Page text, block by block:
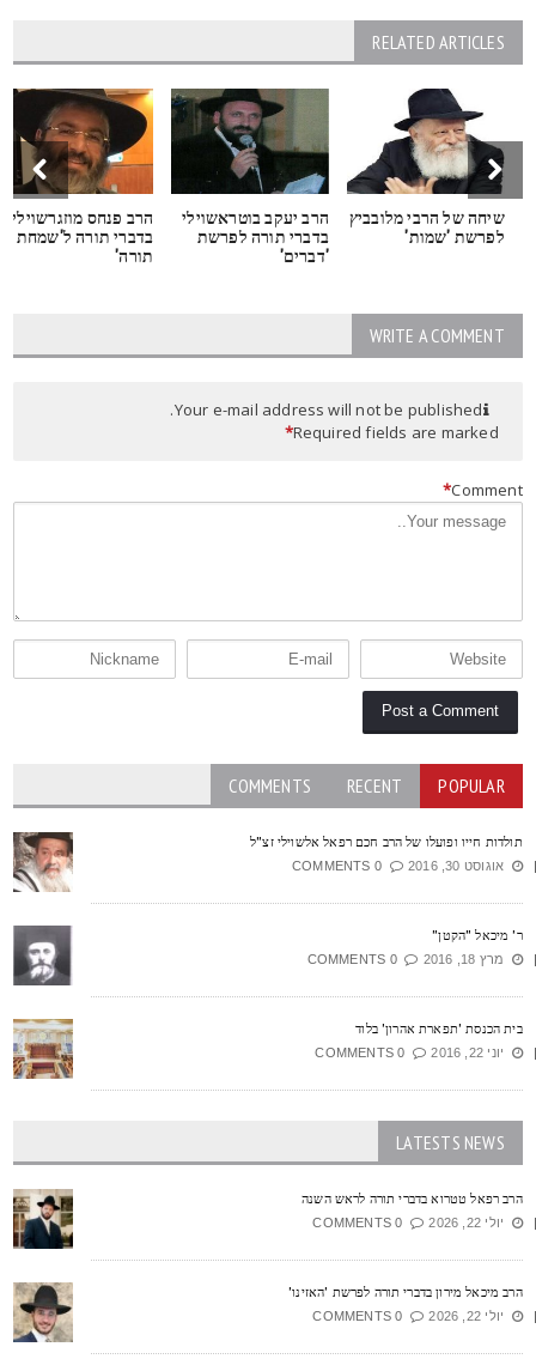
RELATED ARTICLES
שיחה של הרבי מלובביץ
לפרשת 'שמות'
הרב יעקב בוטראשוילי
בדברי תורה לפרשת
'דברים'
הרב פנחס מוזגרשוילי
בדברי תורה ל'שמחת
תורה'
WRITE A COMMENT
Your e-mail address will not be published.
Required fields are marked
*
*
POPULAR
RECENT
COMMENTS
חייו ופועלו של הרב חכם רפאל אלשוילי זצ"ל
אוגוסט 30, 2016 0 COMMENTS
מיכאל "הקטן"
מרץ 18, 2016 0 COMMENTS
הכנסת 'תפארת אהרון' בלוד
יוני 22, 2016 0 COMMENTS
LATESTS NEWS
רפאל טטרוא בדברי תורה לראש השנה
יולי 22, 2026 0 COMMENTS
מיכאל מירון בדברי תורה לפרשת 'האזינו'
יולי 22, 2026 0 COMMENTS